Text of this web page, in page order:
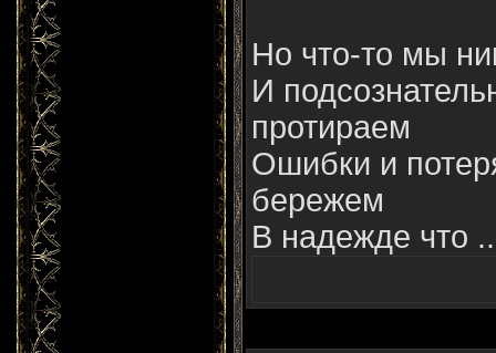
Но что-то мы
И
протираем
Ошибки и
бережем
В надежде что